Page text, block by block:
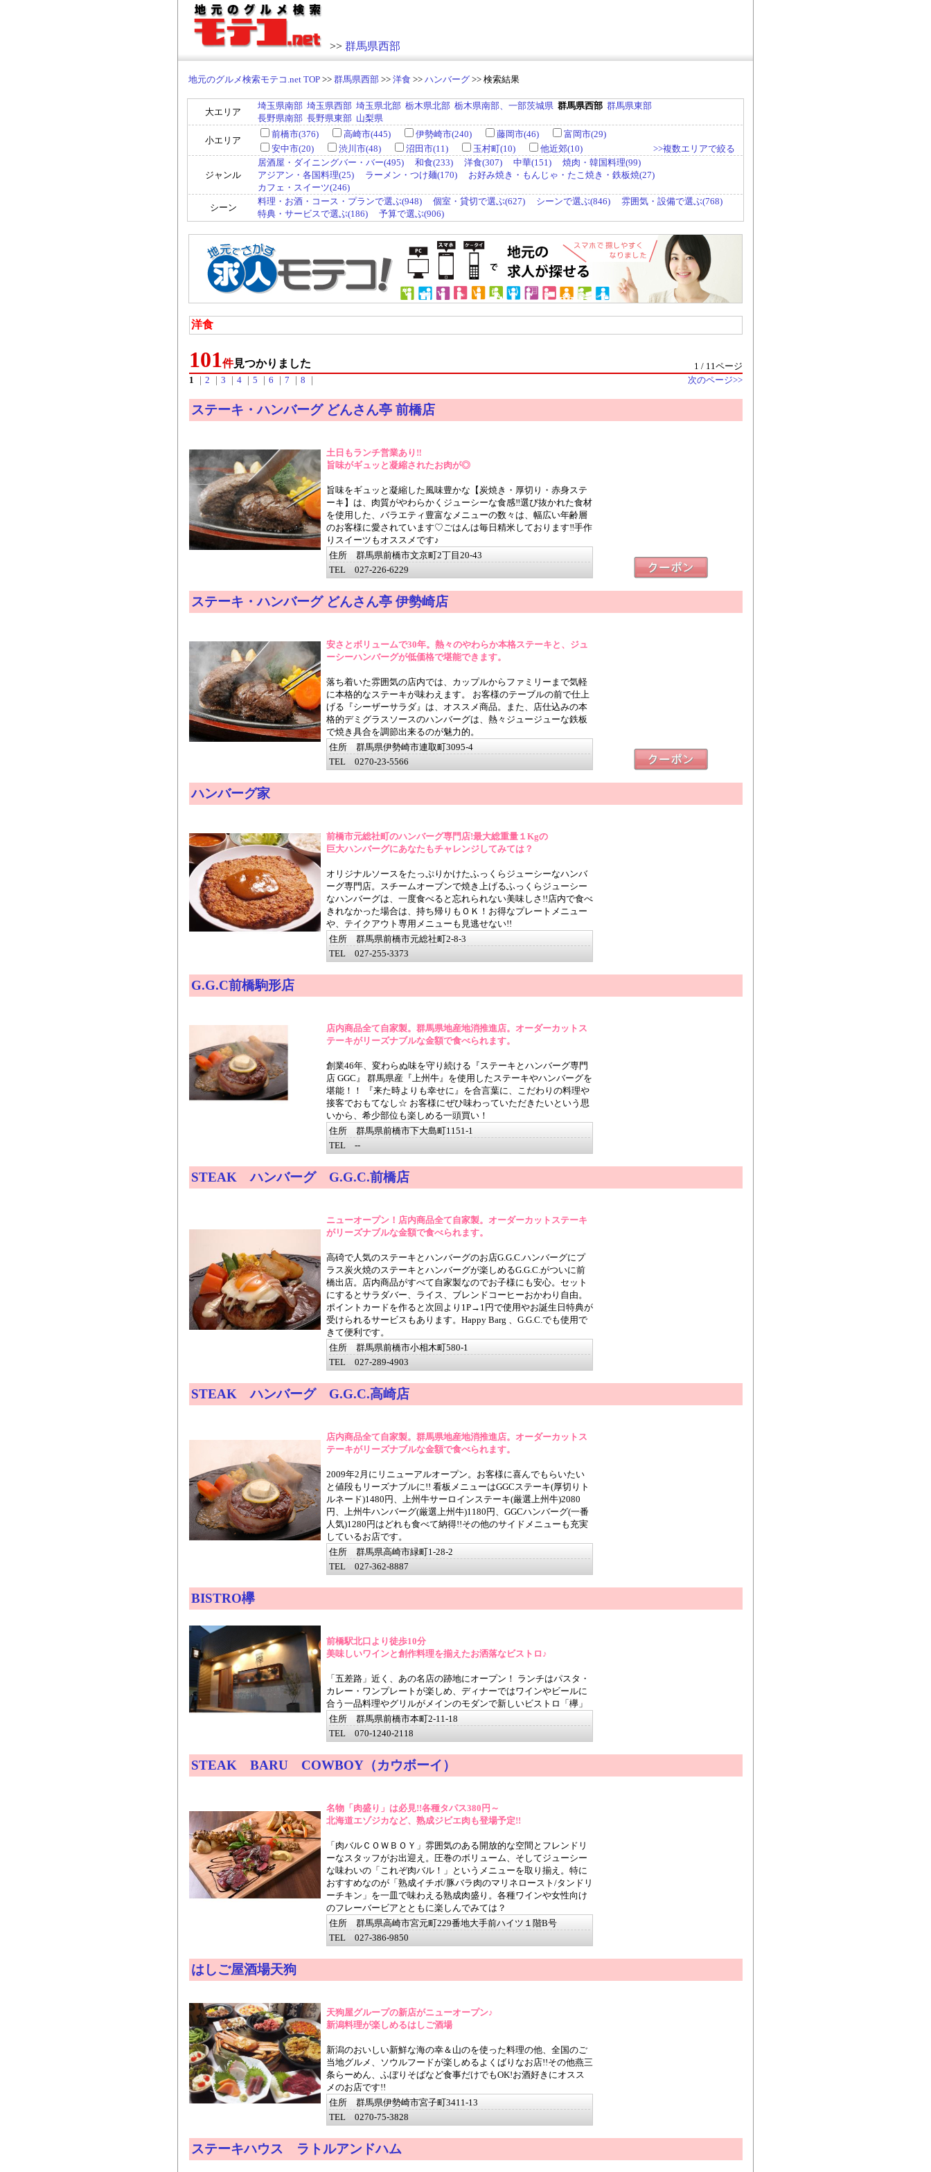
>> 群馬県西部
地元のグルメ検索モテコ.net TOP >> 群馬県西部 >> 洋食 >> ハンバーグ >> 検索結果
大エリア
埼玉県南部 埼玉県西部 埼玉県北部 栃木県北部 栃木県南部、一部茨城県 群馬県西部 群馬県東部
長野県南部 長野県東部 山梨県
小エリア
前橋市(376) 高崎市(445) 伊勢崎市(240) 藤岡市(46)
富岡市(29)
安中市(20)
渋川市(48) 沼田市(11) 玉村町(10) 他近郊(10) >>複数エリアで絞る
ジャンル
居酒屋・ダイニングバー・バー(495) 和食(233) 洋食(307) 中華(151)
焼肉・韓国料理(99)
アジアン・各国料理(25)
ラーメン・つけ麺(170)
お好み焼き・もんじゃ・たこ焼き・鉄板焼(27)
カフェ・スイーツ(246)
シーン
料理・お酒・コース・プランで選ぶ(948) 個室・貸切で選ぶ(627) シーンで選ぶ(846)
雰囲気・設備で選ぶ(768)
特典・サービスで選ぶ(186)
予算で選ぶ(906)
洋食
101件見つかりました
1 / 11ページ
1
｜ 2 ｜ 3 ｜ 4 ｜ 5 ｜ 6 ｜ 7 ｜ 8 ｜ 次のページ>>
ステーキ・ハンバーグ どんさん亭 前橋店
土日もランチ営業あり‼
旨味がギュッと凝縮されたお肉が◎
旨味をギュッと凝縮した風味豊かな【炭焼き・厚切り・赤身ステ
ーキ】は、肉質がやわらかくジューシーな食感‼選び抜かれた食材
を使用した、バラエティ豊富なメニューの数々は、幅広い年齢層
のお客様に愛されています♡ごはんは毎日精米しております‼手作
りスイーツもオススメです♪
住所 群馬県前橋市文京町2丁目20-43
TEL 027-226-6229
ステーキ・ハンバーグ どんさん亭 伊勢崎店
安さとボリュームで30年。熱々のやわらか本格ステーキと、ジュ
ーシーハンバーグが低価格で堪能できます。
落ち着いた雰囲気の店内では、カップルからファミリーまで気軽
に本格的なステーキが味わえます。 お客様のテーブルの前で仕上
げる『シーザーサラダ』は、オススメ商品。また、店仕込みの本
格的デミグラスソースのハンバーグは、熱々ジュージューな鉄板
で焼き具合を調節出来るのが魅力的。
住所 群馬県伊勢崎市連取町3095-4
TEL 0270-23-5566
ハンバーグ家
前橋市元総社町のハンバーグ専門店!最大総重量１Kgの
巨大ハンバーグにあなたもチャレンジしてみては？
オリジナルソースをたっぷりかけたふっくらジューシーなハンバ
ーグ専門店。スチームオーブンで焼き上げるふっくらジューシー
なハンバーグは、一度食べると忘れられない美味しさ!!店内で食べ
きれなかった場合は、持ち帰りもＯＫ！お得なプレートメニュー
や、テイクアウト専用メニューも見逃せない!!
住所 群馬県前橋市元総社町2-8-3
TEL 027-255-3373
G.G.C前橋駒形店
店内商品全て自家製。群馬県地産地消推進店。オーダーカットス
テーキがリーズナブルな金額で食べられます。
創業46年、変わらぬ味を守り続ける『ステーキとハンバーグ専門
店 GGC』 群馬県産『上州牛』を使用したステーキやハンバーグを
堪能！！ 『来た時よりも幸せに』を合言葉に、こだわりの料理や
接客でおもてなし☆ お客様にぜひ味わっていただきたいという思
いから、希少部位も楽しめる一頭買い！
住所 群馬県前橋市下大島町1151-1
TEL --
STEAK ハンバーグ G.G.C.前橋店
ニューオープン！店内商品全て自家製。オーダーカットステーキ
がリーズナブルな金額で食べられます。
高碕で人気のステーキとハンバーグのお店G.G.C.ハンバーグにプ
ラス炭火焼のステーキとハンバーグが楽しめるG.G.C.がついに前
橋出店。店内商品がすべて自家製なのでお子様にも安心。セット
にするとサラダバー、ライス、ブレンドコーヒーおかわり自由。
ポイントカードを作ると次回より1P→1円で使用やお誕生日特典が
受けられるサービスもあります。Happy Barg 、G.G.C.でも使用で
きて便利です。
住所 群馬県前橋市小相木町580-1
TEL 027-289-4903
STEAK ハンバーグ G.G.C.高崎店
店内商品全て自家製。群馬県地産地消推進店。オーダーカットス
テーキがリーズナブルな金額で食べられます。
2009年2月にリニューアルオープン。お客様に喜んでもらいたい
と値段もリーズナブルに!! 看板メニューはGGCステーキ(厚切りト
ルネード)1480円、上州牛サーロインステーキ(厳選上州牛)2080
円、上州牛ハンバーグ(厳選上州牛)1180円、GGCハンバーグ(一番
人気)1280円はどれも食べて納得!!その他のサイドメニューも充実
しているお店です。
住所 群馬県高崎市緑町1-28-2
TEL 027-362-8887
BISTRO欅
前橋駅北口より徒歩10分
美味しいワインと創作料理を揃えたお洒落なビストロ♪
「五差路」近く、あの名店の跡地にオープン！ ランチはパスタ・
カレー・ワンプレートが楽しめ、ディナーではワインやビールに
合う一品料理やグリルがメインのモダンで新しいビストロ「欅」
住所 群馬県前橋市本町2-11-18
TEL 070-1240-2118
STEAK BARU COWBOY（カウボーイ）
名物「肉盛り」は必見!!各種タパス380円～
北海道エゾジカなど、熟成ジビエ肉も登場予定!!
「肉バルＣＯＷＢＯＹ」雰囲気のある開放的な空間とフレンドリ
ーなスタッフがお出迎え。圧巻のボリューム、そしてジューシー
な味わいの「これぞ肉バル！」というメニューを取り揃え。特に
おすすめなのが「熟成イチボ/豚バラ肉のマリネロースト/タンドリ
ーチキン」を一皿で味わえる熟成肉盛り。各種ワインや女性向け
のフレーバービアとともに楽しんでみては？
住所 群馬県高崎市宮元町229番地大手前ハイツ１階B号
TEL 027-386-9850
はしご屋酒場天狗
天狗屋グループの新店がニューオープン♪
新潟料理が楽しめるはしご酒場
新潟のおいしい新鮮な海の幸＆山のを使った料理の他、全国のご
当地グルメ、ソウルフードが楽しめるよくばりなお店!!その他燕三
条らーめん、ふぼりそばなど食事だけでもOK!お酒好きにオスス
メのお店です!!
住所 群馬県伊勢崎市宮子町3411-13
TEL 0270-75-3828
ステーキハウス ラトルアンドハム